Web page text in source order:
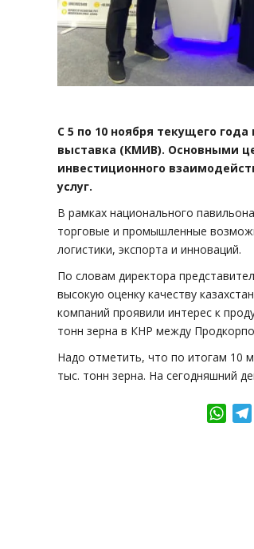
С 5 по 10 ноября текущего
выставка (КМИВ). Основными
инвестиционного
услуг.
В рамках национального
торговые и промышленные
логистики, экспорта и инноваций.
По словам директора
высокую оценку качеству
компаний проявили интерес к
тонн зерна в КНР между
Надо отметить, что по итогам 10
тыс. тонн зерна. На сегодняшний